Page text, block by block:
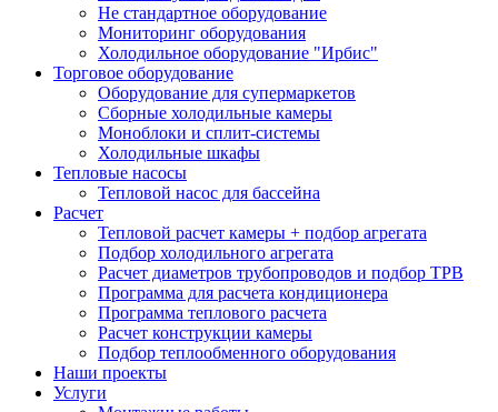
Не стандартное оборудование
Мониторинг оборудования
Холодильное оборудование "Ирбис"
Торговое оборудование
Оборудование для супермаркетов
Сборные холодильные камеры
Моноблоки и сплит-системы
Холодильные шкафы
Тепловые насосы
Тепловой насос для бассейна
Расчет
Тепловой расчет камеры + подбор агрегата
Подбор холодильного агрегата
Расчет диаметров трубопроводов и подбор ТРВ
Программа для расчета кондиционера
Программа теплового расчета
Расчет конструкции камеры
Подбор теплообменного оборудования
Наши проекты
Услуги